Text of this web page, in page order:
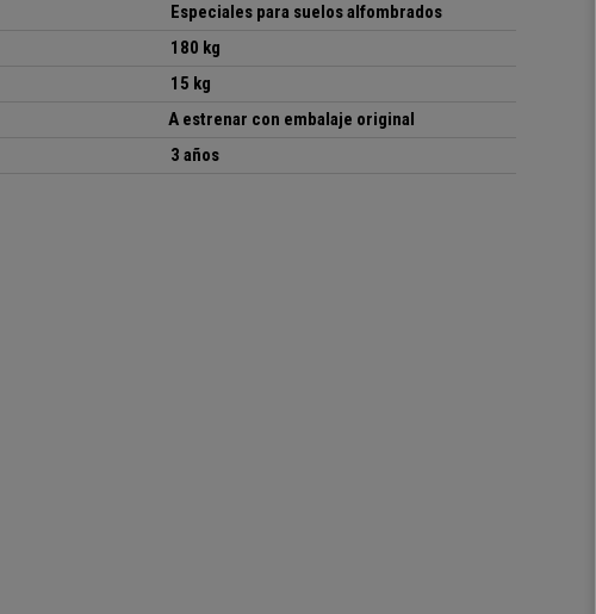
Especiales para suelos alfombrados
180 kg
15 kg
A estrenar con embalaje original
3 años